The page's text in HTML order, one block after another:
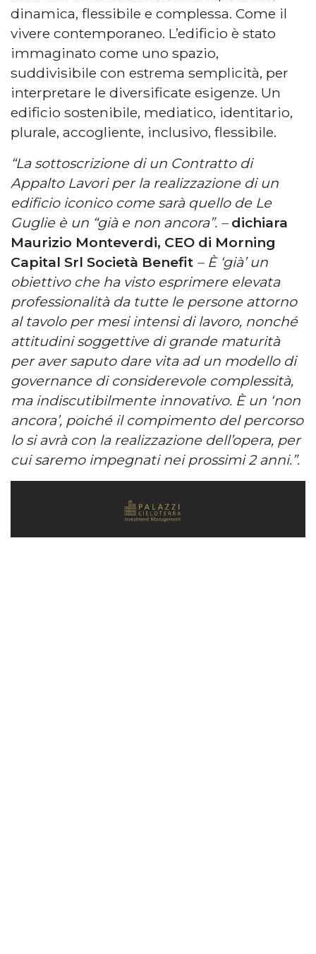
dinamica, flessibile e complessa. Come il
vivere contemporaneo. L’edificio è stato
immaginato come uno spazio,
suddivisibile con estrema semplicità, per
interpretare le diversificate esigenze. Un
edificio sostenibile, mediatico, identitario,
plurale, accogliente, inclusivo, flessibile.
“La sottoscrizione di un Contratto di
Appalto Lavori per la realizzazione di un
edificio iconico come sarà quello de Le
Guglie è un “già e non ancora”. – dichiara
Maurizio Monteverdi, CEO di Morning
Capital Srl Società Benefit – È ‘già’ un
obiettivo che ha visto esprimere elevata
professionalità da tutte le persone attorno
al tavolo per mesi intensi di lavoro, nonché
attitudini soggettive di grande maturità
per aver saputo dare vita ad un modello di
governance di considerevole complessità,
ma indiscutibilmente innovativo. È un ‘non
ancora’, poiché il compimento del percorso
lo si avrà con la realizzazione dell’opera, per
cui saremo impegnati nei prossimi 2 anni.”.